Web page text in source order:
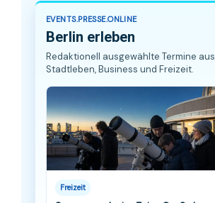
EVENTS.PRESSE.ONLINE
Berlin erleben
Redaktionell ausgewählte Termine
Stadtleben, Business und Freizeit.
Freizeit